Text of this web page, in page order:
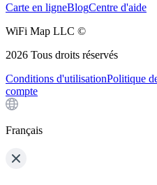
Carte en ligneBlogCentre d'aide
WiFi Map LLC ©
2026 Tous droits réservés
Conditions d'utilisationPolitique
compte
Français